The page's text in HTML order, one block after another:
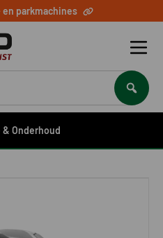
parkmachines
& Onderhoud